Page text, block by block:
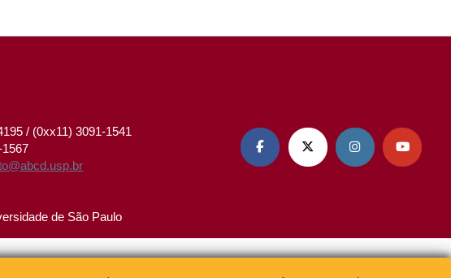
/ (0xx11) 3091-1541
   
de São Paulo